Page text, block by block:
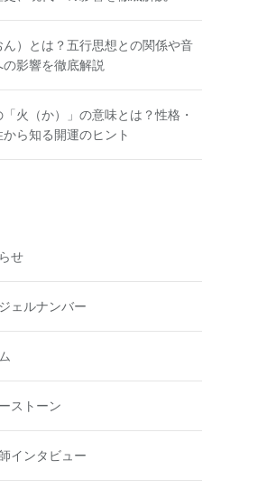
ん）とは？五行思想との関係や音
影響を徹底解説
火（か）」の意味とは？性格・
ら知る開運のヒント
せ
ェルナンバー
ストーン
インタビュー